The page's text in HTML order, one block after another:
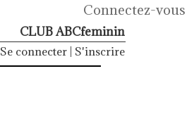
Connectez-vous
CLUB ABCfeminin
Se connecter S'inscrire